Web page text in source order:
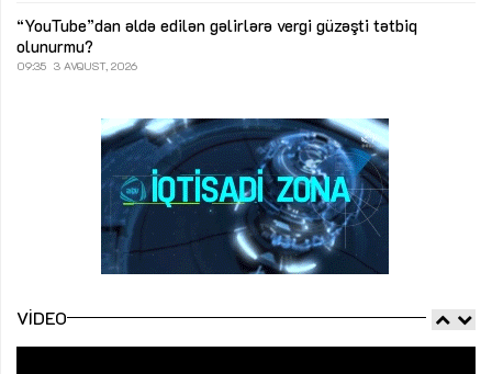
“YouTube”dan əldə edilən gəlirlərə vergi güzəşti tətbiq
olunurmu?
09:35 3 AVQUST, 2026
VIDEO